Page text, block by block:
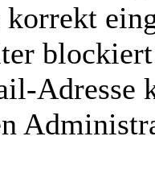
Adresse